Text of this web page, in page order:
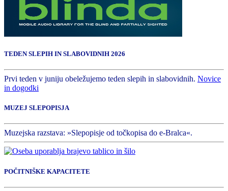
TEDEN SLEPIH IN SLABOVIDNIH 2026
Prvi teden v juniju obeležujemo teden slepih in slabovidnih. Novice
in dogodki
MUZEJ SLEPOPISJA
Muzejska razstava: »Slepopisje od točkopisa do e-Bralca«.
POČITNIŠKE KAPACITETE